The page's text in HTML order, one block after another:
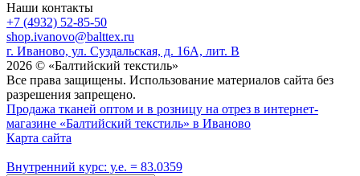
Наши контакты
+7 (4932) 52-85-50
shop.ivanovo@balttex.ru
г. Иваново, ул. Суздальская, д. 16А, лит. В
2026 © «Балтийский текстиль»
Все права защищены. Использование материалов сайта без
разрешения запрещено.
Продажа тканей оптом и в розницу на отрез в интернет-
магазине «Балтийский текстиль» в Иваново
Карта сайта
Внутренний курс: у.е. = 83.0359